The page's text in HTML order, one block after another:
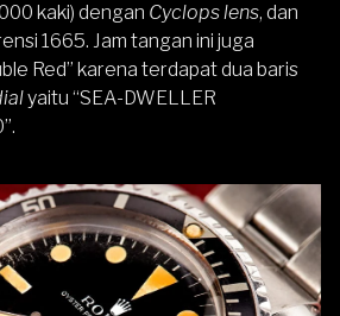
kaki) dengan Cyclops lens, dan
1665. Jam tangan ini juga
Red” karena terdapat dua baris
yaitu “SEA-DWELLER